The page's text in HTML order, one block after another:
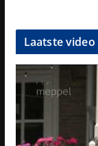
Laatste video